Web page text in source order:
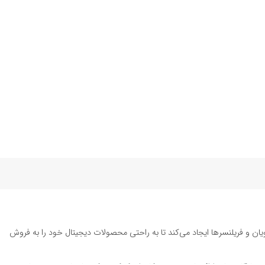
و فریلنسرها ایجاد می‌کند تا به راحتی محصولات دیجیتال خود را به فروش